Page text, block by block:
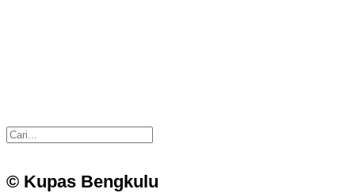
© Kupas Bengkulu